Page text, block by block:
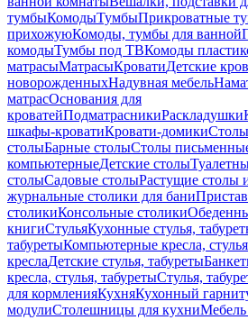
тумбыКомодыТумбыПрикроватные
прихожуюКомоды, тумбы для ванной
комодыТумбы под ТВКомоды
матрасыМатрасыКроватиДетские
новорожденныхНадувная мебель
матрасОснования для
кроватейПодматрасникиРаскладушки
шкафы-кроватиКровати-домикиСтолы
столыБарные столыСтолы
компьютерныеДетские столы
столыСадовые столыРастущие столы
журнальные столики для бани
столикиКонсольные столики
книгиСтульяКухонные стулья,
табуретыКомпьютерные кресла, стулья
креслаДетские стулья, табуреты
кресла, стулья, табуретыСтулья,
для кормленияКухняКухонный
модулиСтолешницы для кухниМебель